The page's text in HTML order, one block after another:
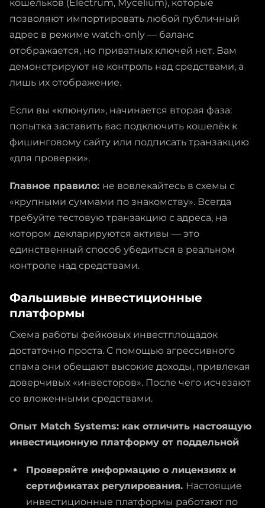
кошельков (Electrum, Mycelium), которые
позволяют импортировать любой публичный
адрес в режиме watch-only — баланс
отображается, но приватных ключей нет. Вам
демонстрируют не контроль над средствами, а
лишь их отображение.
Если вы «клюнули», начинается вторая фаза:
попытка заставить вас подключить кошелёк к
фишинговому сайту или подписать транзакцию
«для проверки».
Главное правило: не вовлекайтесь в схемы с
«крупными суммами по знакомству». Всегда
требуйте тестовую транзакцию с адреса, на
котором декларируются активы — это
единственный способ убедиться в реальном
контроле над средствами.
Фальшивые инвестиционные
платформы
Схема работы фейковых инвестплощадок
достаточно проста. С помощью агрессивного
спама они обещают высокие доходы, привлекая
доверчивых «инвесторов». После чего исчезают
со вложенными средствами.
Опыт Match Systems: как отличить настоящую
инвестиционную платформу от поддельной
Проверяйте информацию о лицензиях и
сертификатах регулирования. Настоящие
инвестиционные платформы работают по